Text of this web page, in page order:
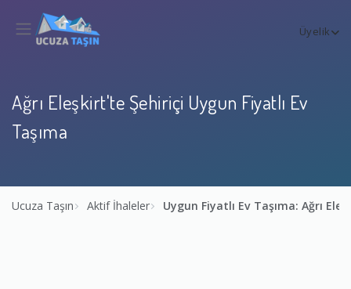
Üyelik
Ağrı Eleşkirt'te Şehiriçi Uygun Fiyatlı Ev
Taşıma
Ucuza Taşın Aktif İhaleler Uygun Fiyatlı Ev Taşıma: Ağrı